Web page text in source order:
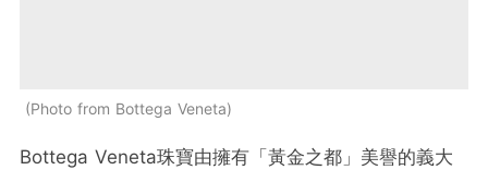
Photo from Bottega Veneta
Bottega Veneta珠寶由擁有「黃金之都」美譽的義大